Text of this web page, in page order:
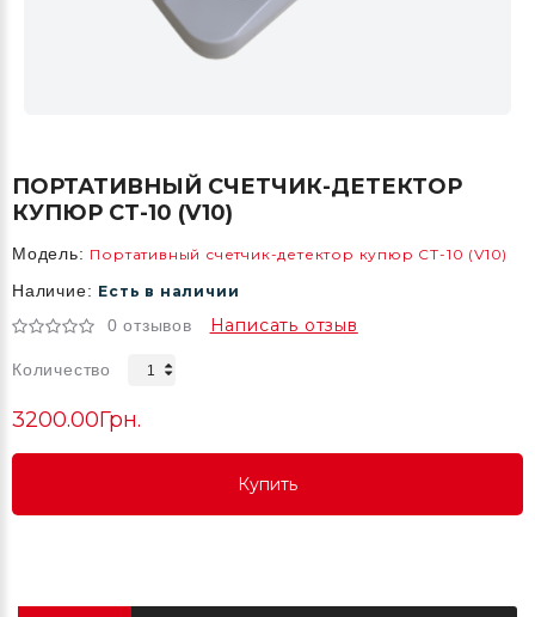
ПОРТАТИВНЫЙ СЧЕТЧИК-ДЕТЕКТОР
КУПЮР СТ-10 (V10)
Модель: Портативный счетчик-детектор купюр СТ-10 (V10)
Наличие: Есть в наличии
0 отзывов Написать отзыв
Количество
3200.00Грн.
Купить
Купить